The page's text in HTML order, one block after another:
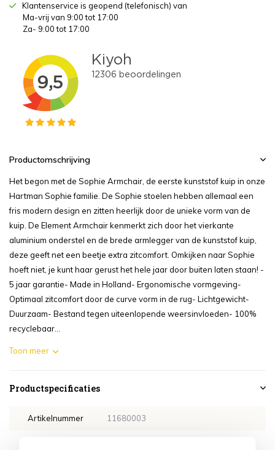
Klantenservice is geopend (telefonisch) van
Ma-vrij van 9:00 tot 17:00
Za- 9:00 tot 17:00
Productomschrijving
Het begon met de Sophie Armchair, de eerste kunststof kuip in onze
Hartman Sophie familie. De Sophie stoelen hebben allemaal een
fris modern design en zitten heerlijk door de unieke vorm van de
kuip. De Element Armchair kenmerkt zich door het vierkante
aluminium onderstel en de brede armlegger van de kunststof kuip,
deze geeft net een beetje extra zitcomfort. Omkijken naar Sophie
hoeft niet, je kunt haar gerust het hele jaar door buiten laten staan! -
5 jaar garantie- Made in Holland- Ergonomische vormgeving-
Optimaal zitcomfort door de curve vorm in de rug- Lichtgewicht-
Duurzaam- Bestand tegen uiteenlopende weersinvloeden- 100%
recyclebaar...
Toon meer
Productspecificaties
Artikelnummer 11680003